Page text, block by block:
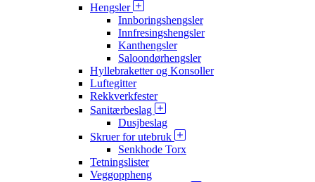
Hengsler
Innboringshengsler
Innfresingshengsler
Kanthengsler
Saloondørhengsler
Hyllebraketter og Konsoller
Luftegitter
Rekkverkfester
Sanitærbeslag
Dusjbeslag
Skruer for utebruk
Senkhode Torx
Tetningslister
Veggoppheng